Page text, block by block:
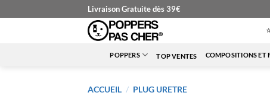
au
Livraison Gratuite dès 39€
POPPERS TOP VENTES COMPOSITIONS ET
ACCUEIL / PLUG URETRE